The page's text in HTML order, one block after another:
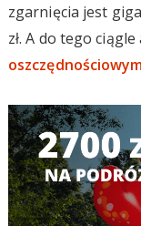
zgarnięcia jest
zł. A do tego